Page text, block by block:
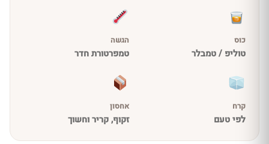
כוס
טוליפ / טמבלר
הגשה
טמפרטורת חדר
קרח
לפי טעם
אחסון
זקוף, קריר וחשוך